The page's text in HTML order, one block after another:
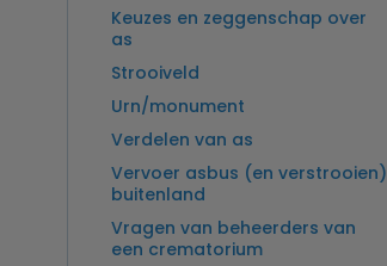
Keuzes en zeggenschap over
as
Strooiveld
Urn/monument
Verdelen van as
Vervoer asbus (en verstrooien)
buitenland
Vragen van beheerders van
een crematorium